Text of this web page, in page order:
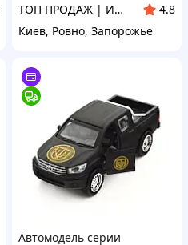
ТОП ПРОДАЖ | Интернет-супермаркет «NUKLEON»
4.8
Киев, Ровно, Запорожье
Автомодель серии